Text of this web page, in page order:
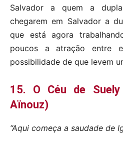
Salvador a quem a
chegarem em Salvador a
que está agora
poucos a atração entre
possibilidade de que levem
15. O Céu de
Aïnouz)
“Aqui começa a saudade de